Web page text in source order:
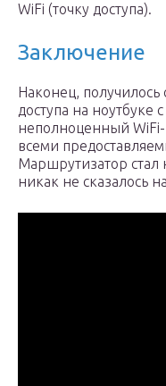
WiFi (точку доступа).
Заключение
Наконец, получилось
доступа на ноутбуке
неполноценный
всеми
Маршрутизатор стал
никак не сказалось